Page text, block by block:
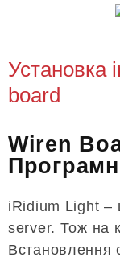
Установка
board
Wiren
iRidium Light –
server. Тож на
Встановлення